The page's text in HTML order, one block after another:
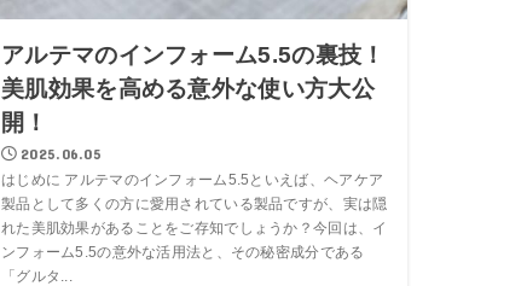
アルテマのインフォーム5.5の裏技！
美肌効果を高める意外な使い方大公
開！
2025.06.05
はじめに アルテマのインフォーム5.5といえば、ヘアケア
製品として多くの方に愛用されている製品ですが、実は隠
れた美肌効果があることをご存知でしょうか？今回は、イ
ンフォーム5.5の意外な活用法と、その秘密成分である
「グルタ...